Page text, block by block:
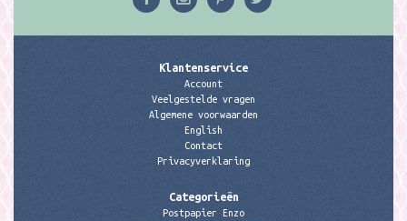
Klantenservice
Account
Veelgestelde vragen
Algemene voorwaarden
English
Contact
Privacyverklaring
Categorieën
Postpapier Enzo